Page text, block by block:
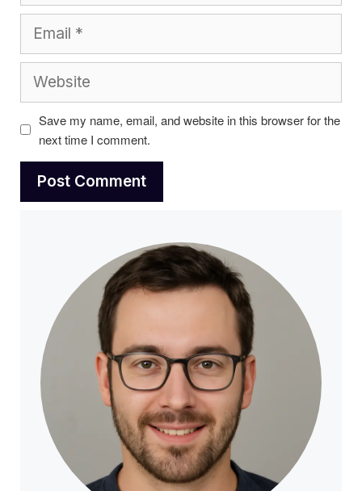
Save my name, email, and website in this browser for the
next time I comment.